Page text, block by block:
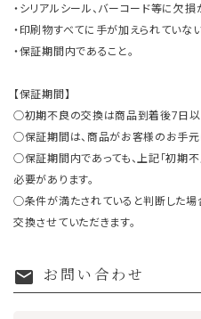
・シリアルシール、バーコード等に欠損
・印刷物すべてに手が加えられていない
・保証期間内であること。
【保証期間】
○初期不良の交換は商品到着後7日以
○保証期間は、商品がお客様のお手元
○保証期間内であっても、上記「初期
必要があります。
○条件が満たされていると判断した場
交換させていただきます。
mail お問い合わせ